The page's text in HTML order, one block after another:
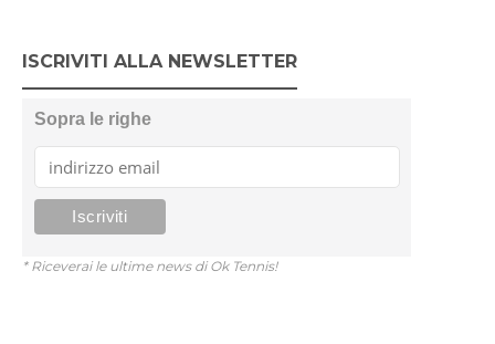
ISCRIVITI ALLA NEWSLETTER
Sopra le righe
* Riceverai le ultime news di Ok Tennis!